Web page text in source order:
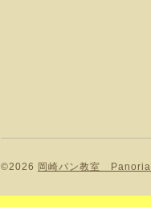
©2026 岡崎パン教室 Panoria